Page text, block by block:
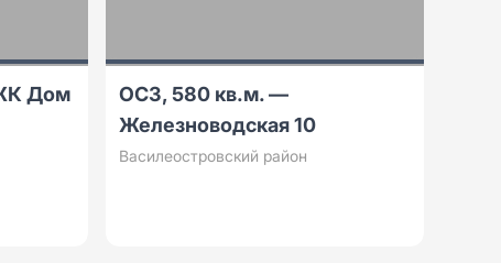
Дом
ОСЗ, 580 кв.м. —
Железноводская 10
Василеостровский район